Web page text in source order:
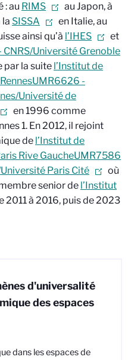
: au RIMS
au Japon, à
la SISSA
en Italie, au
ainsi qu’à l’IHES
et
CNRS/Université Grenoble
par la suite l’Institut de
UMR6626 -
Université de
en 1996 comme
1. En 2012, il rejoint
de l’Institut de
Rive GaucheUMR7586
Paris Cité
où
senior de l’Institut
2011 à 2016, puis de 2023
d'universalité
des espaces
dans les espaces de